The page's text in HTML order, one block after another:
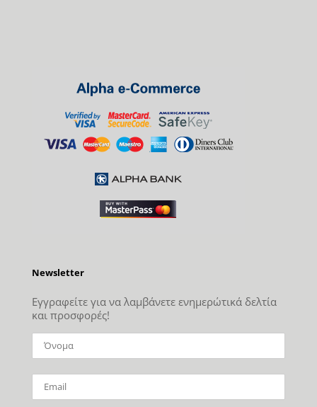
Newsletter
Εγγραφείτε για να λαμβάνετε ενημερώτικά δελτία
και προσφορές!